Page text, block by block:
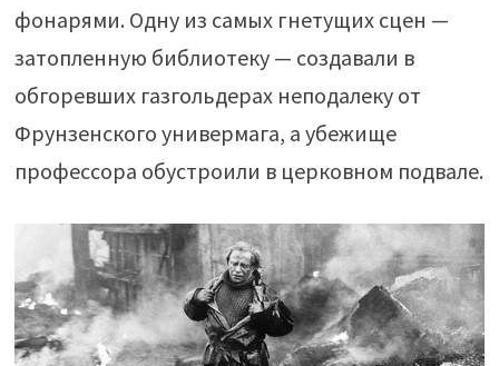
фонарями. Одну из самых гнетущих сцен —
затопленную библиотеку — создавали в
обгоревших газгольдерах неподалеку от
Фрунзенского универмага, а убежище
профессора обустроили в церковном подвале.